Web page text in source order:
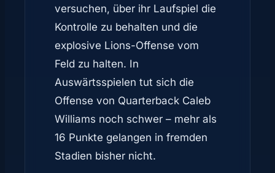
versuchen, über ihr Laufspiel die
Kontrolle zu behalten und die
explosive Lions-Offense vom
Feld zu halten. In
Auswärtsspielen tut sich die
Offense von Quarterback Caleb
Williams noch schwer – mehr als
16 Punkte gelangen in fremden
Stadien bisher nicht.